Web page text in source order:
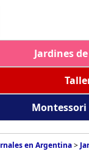
Jardines
en Argentina>